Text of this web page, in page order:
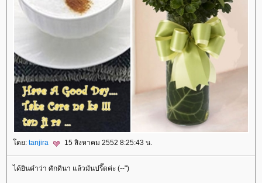
ดย: tanjira 15 สิงหาคม 2552 8:25:43 น.
ได้ยินคำว่า ศักดินา แล้วมันปรี๊ดค่ะ (--")